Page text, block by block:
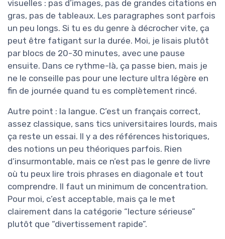
visuelles : pas d’images, pas de grandes citations en
gras, pas de tableaux. Les paragraphes sont parfois
un peu longs. Si tu es du genre à décrocher vite, ça
peut être fatigant sur la durée. Moi, je lisais plutôt
par blocs de 20-30 minutes, avec une pause
ensuite. Dans ce rythme-là, ça passe bien, mais je
ne le conseille pas pour une lecture ultra légère en
fin de journée quand tu es complètement rincé.
Autre point : la langue. C’est un français correct,
assez classique, sans tics universitaires lourds, mais
ça reste un essai. Il y a des références historiques,
des notions un peu théoriques parfois. Rien
d’insurmontable, mais ce n’est pas le genre de livre
où tu peux lire trois phrases en diagonale et tout
comprendre. Il faut un minimum de concentration.
Pour moi, c’est acceptable, mais ça le met
clairement dans la catégorie “lecture sérieuse”
plutôt que “divertissement rapide”.